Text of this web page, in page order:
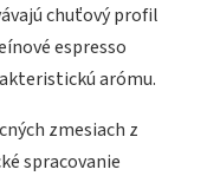
chuťový profil
espresso
arómu.
zmesiach z
spracovanie